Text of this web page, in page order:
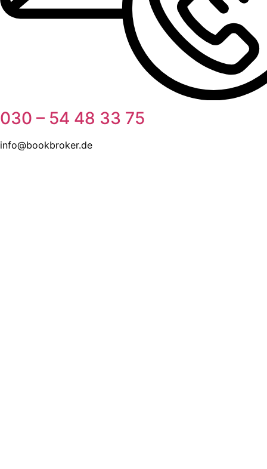
030 – 54 48 33 75
info@bookbroker.de